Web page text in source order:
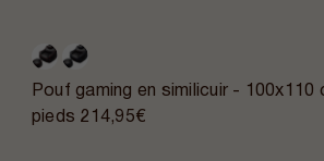
Pouf gaming en similicuir - 100x110
pieds 214,95€